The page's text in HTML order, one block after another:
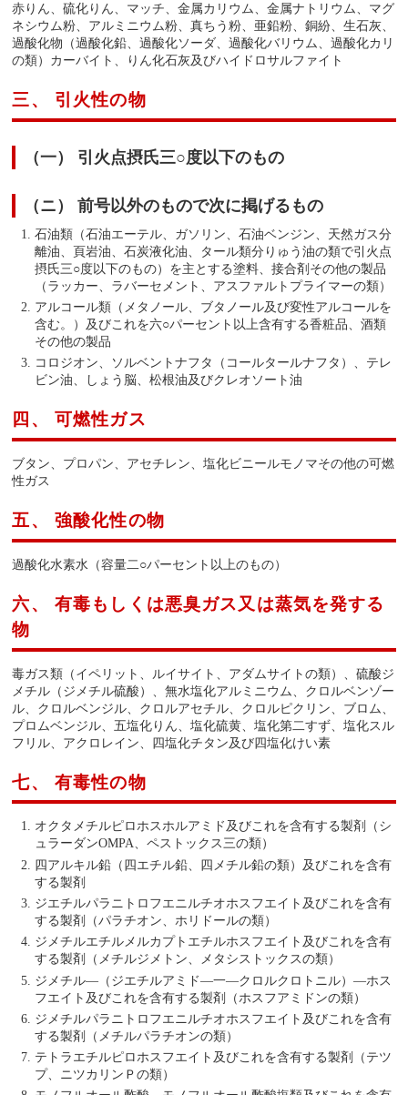
赤りん、硫化りん、マッチ、金属カリウム、金属ナトリウム、マグ
ネシウム粉、アルミニウム粉、真ちう粉、亜鉛粉、銅紛、生石灰、
過酸化物（過酸化鉛、過酸化ソーダ、過酸化バリウム、過酸化カリ
の類）カーバイト、りん化石灰及びハイドロサルファイト
三、 引火性の物
（一） 引火点摂氏三○度以下のもの
（ニ） 前号以外のもので次に掲げるもの
石油類（石油エーテル、ガソリン、石油ベンジン、天然ガス分
離油、頁岩油、石炭液化油、タール類分りゅう油の類で引火点
摂氏三○度以下のもの）を主とする塗料、接合剤その他の製品
（ラッカー、ラバーセメント、アスファルトプライマーの類）
アルコール類（メタノール、ブタノール及び変性アルコールを
含む。）及びこれを六○パーセント以上含有する香粧品、酒類
その他の製品
コロジオン、ソルベントナフタ（コールタールナフタ）、テレ
ビン油、しょう脳、松根油及びクレオソート油
四、 可燃性ガス
ブタン、プロパン、アセチレン、塩化ビニールモノマその他の可燃
性ガス
五、 強酸化性の物
過酸化水素水（容量二○パーセント以上のもの）
六、 有毒もしくは悪臭ガス又は蒸気を発する
物
毒ガス類（イペリット、ルイサイト、アダムサイトの類）、硫酸ジ
メチル（ジメチル硫酸）、無水塩化アルミニウム、クロルベンゾー
ル、クロルベンジル、クロルアセチル、クロルピクリン、ブロム、
プロムベンジル、五塩化りん、塩化硫黄、塩化第二すず、塩化スル
フリル、アクロレイン、四塩化チタン及び四塩化けい素
七、 有毒性の物
オクタメチルピロホスホルアミド及びこれを含有する製剤（シ
ュラーダンOMPA、ペストックス三の類）
四アルキル鉛（四エチル鉛、四メチル鉛の類）及びこれを含有
する製剤
ジエチルパラニトロフエニルチオホスフエイト及びこれを含有
する製剤（パラチオン、ホリドールの類）
ジメチルエチルメルカプトエチルホスフエイト及びこれを含有
する製剤（メチルジメトン、メタシストックスの類）
ジメチル―（ジエチルアミド―一―クロルクロトニル）―ホス
フエイト及びこれを含有する製剤（ホスフアミドンの類）
ジメチルパラニトロフエニルチオホスフエイト及びこれを含有
する製剤（メチルパラチオンの類）
テトラエチルピロホスフエイト及びこれを含有する製剤（テツ
プ、ニツカリンＰの類）